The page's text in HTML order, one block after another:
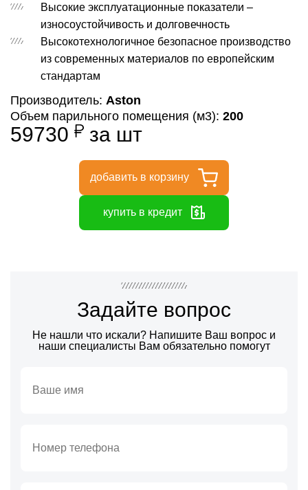
Высокие эксплуатационные показатели –
износоустойчивость и долговечность
Высокотехнологичное безопасное производство
из современных материалов по европейским
стандартам
Производитель: Aston
Объем парильного помещения (м3): 200
59730 за шт
добавить в корзину
купить в кредит
Задайте вопрос
Не нашли что искали? Напишите Ваш вопрос и
наши специалисты Вам обязательно помогут